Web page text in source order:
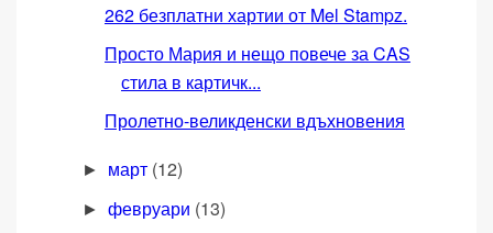
262 безплатни хартии от Mel Stampz.
Просто Мария и нещо повече за CAS
стила в картичк...
Пролетно-великденски вдъхновения
► март (12)
►февруари (13)